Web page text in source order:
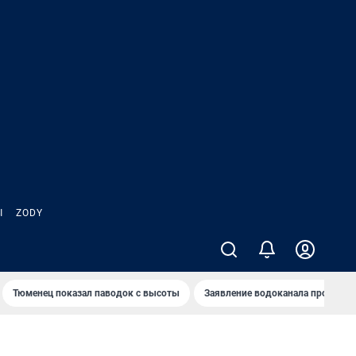
ZODY
Тюменец показал паводок с высоты Заявление водоканала про